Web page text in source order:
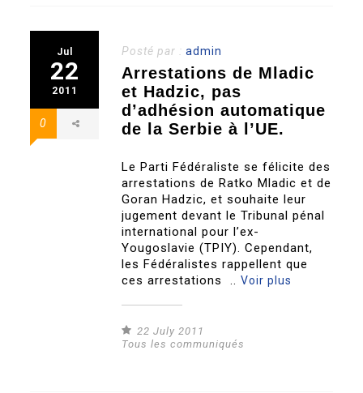
Jul
22
2011
0
Posté par :admin
Arrestations de Mladic
et Hadzic, pas
d’adhésion automatique
de la Serbie à l’UE.
Le Parti Fédéraliste se félicite des
arrestations de Ratko Mladic et de
Goran Hadzic, et souhaite leur
jugement devant le Tribunal pénal
international pour l’ex-
Yougoslavie (TPIY). Cependant,
les Fédéralistes rappellent que
ces arrestations ..Voir plus
22 July 2011
Tous les communiqués